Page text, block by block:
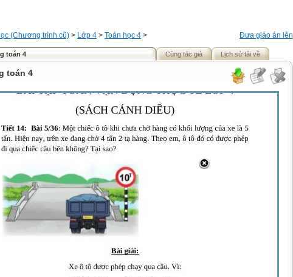
Đưa giáo án lên
(Chương trình cũ) > Lớp 4 > Toán học 4 >
toán 4 Cùng tác giả Lịch sử tải về
toán 4